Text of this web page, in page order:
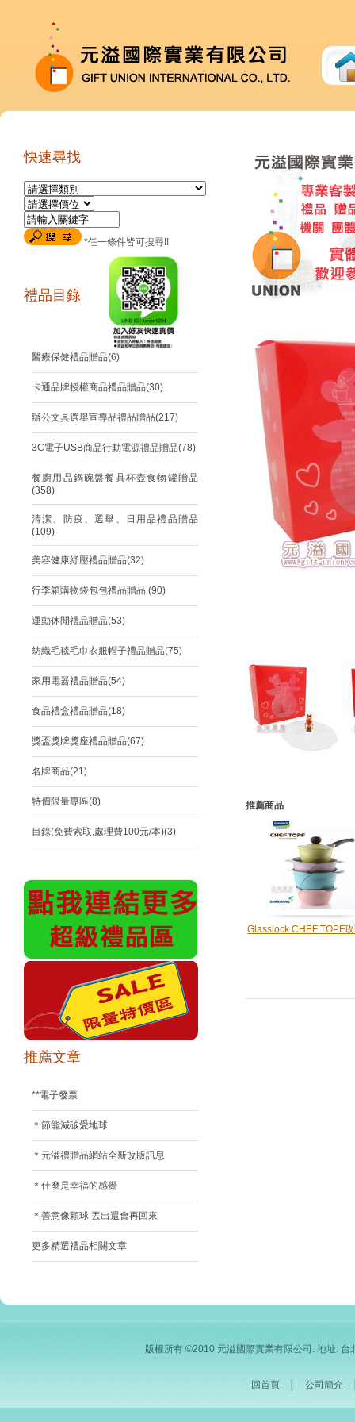
推薦商品
Glasslock CHEF TOPF
快速尋找
*任一條件皆可搜尋!!
禮品目錄
醫療保健禮品贈品(6)
卡通品牌授權商品禮品贈品(30)
辦公文具選舉宣導品禮品贈品(217)
3C電子USB商品行動電源禮品贈品(78)
餐廚用品鍋碗盤餐具杯壺食物罐贈品
(358)
清潔、防疫、選舉、日用品禮品贈品
(109)
美容健康紓壓禮品贈品(32)
行李箱購物袋包包禮品贈品 (90)
運動休閒禮品贈品(53)
紡織毛毯毛巾衣服帽子禮品贈品(75)
家用電器禮品贈品(54)
食品禮盒禮品贈品(18)
獎盃獎牌獎座禮品贈品(67)
名牌商品(21)
特價限量專區(8)
目錄(免費索取,處理費100元/本)(3)
推薦文章
**電子發票
＊節能減碳愛地球
＊元溢禮贈品網站全新改版訊息
＊什麼是幸福的感覺
＊善意像顆球 丟出還會再回來
更多精選禮品相關文章
版權所有 ©2010 元溢國際實業有限公司. 地址:
回首頁 │公司簡介